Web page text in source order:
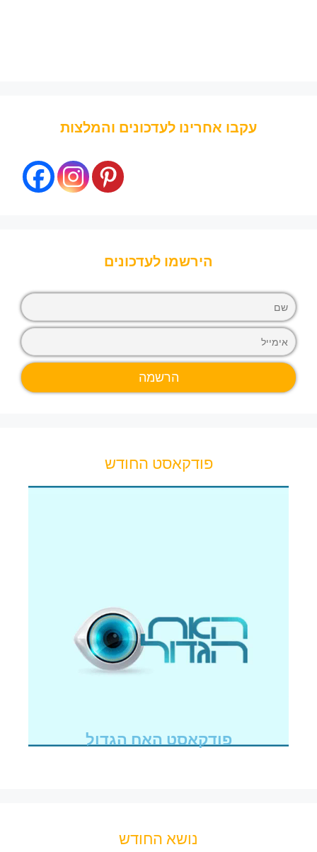
עקבו אחרינו לעדכונים והמלצות
הירשמו לעדכונים
פודקאסט החודש
פודקאסט האח הגדול
נושא החודש